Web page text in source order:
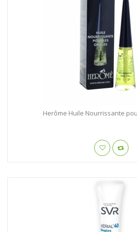
Herôme Huile Nourrissante